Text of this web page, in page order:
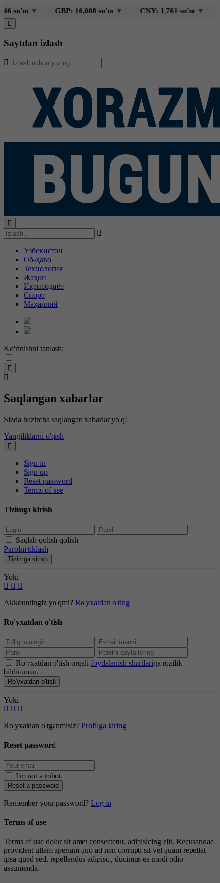
▼ GBP: 16,008 so'm▼ CNY: 1,761 so'm▼
Saytdan izlash
Ўзбекистон
Об-ҳаво
Технология
Жаҳон
Иқтисодиёт
Спорт
Маҳаллий
Ko'rinishni tanlash:
Saqlangan xabarlar
Sizda hozircha saqlangan xabarlar yo'q!
Yangiliklarni o'qish
Sign in
Sign up
Reset password
Terms of use
Tizimga kirish
Saqlab qolish qolish
Parolni tiklash
Tizimga kirish
Yoki
Akkountingiz yo'qmi? Ro'yxatdan o'ting
Ro'yxatdan o'tish
Ro'yxatdan o'tish orqali foydalanish shartlariga rozilik
bildiraman.
Ro'yxatdan o'tish
Yoki
Ro'yxatdan o'tganmisiz? Profilga kiring
Reset password
I'm not a robot.
Reset a password
Remember your password? Log in
Terms of use
Terms of use dolor sit amet consectetur, adipisicing elit. Recusandae
provident ullam aperiam quo ad non corrupti sit vel quam repellat
ipsa quod sed, repellendus adipisci, ducimus ea modi odio
assumenda.